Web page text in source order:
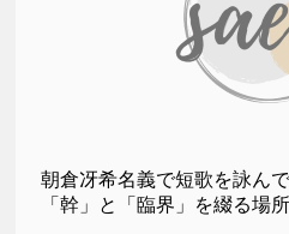
朝倉冴希名義で短歌を詠ん
「幹」と「臨界」を綴る場所